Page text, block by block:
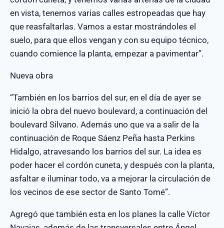
en vista, tenemos varias calles estropeadas que hay
que reasfaltarlas. Vamos a estar mostrándoles el
suelo, para que ellos vengan y con su equipo técnico,
cuando comience la planta, empezar a pavimentar”.
Nueva obra
“También en los barrios del sur, en el día de ayer se
inició la obra del nuevo boulevard, a continuación del
boulevard Silvano. Además uno que va a salir de la
continuación de Roque Sáenz Peña hasta Perkins
Hidalgo, atravesando los barrios del sur. La idea es
poder hacer el cordón cuneta, y después con la planta,
asfaltar e iluminar todo, va a mejorar la circulación de
los vecinos de ese sector de Santo Tomé”.
Agregó que también esta en los planes la calle Víctor